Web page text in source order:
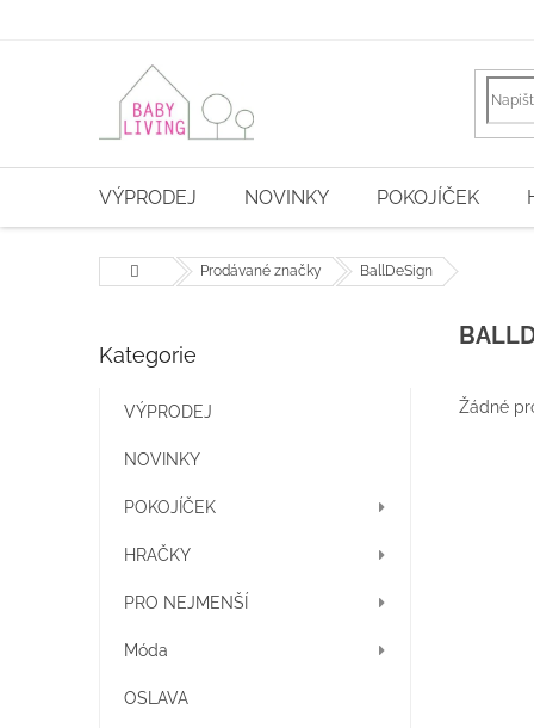
VÝPRODEJ NOVINKY POKOJÍČEK
Domů Prodávané značky BallDeSign
o
Přeskočit
Kategorie
VÝPRODEJ
NOVINKY
POKOJÍČEK
HRAČKY
PRO NEJMENŠÍ
Móda
OSLAVA
Žádné